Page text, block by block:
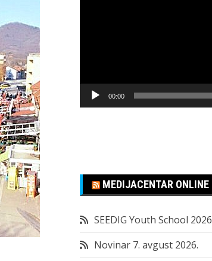
00:00
MEDIJACENTAR ONLINE
SEEDIG Youth School 2026
Novinar 7. avgust 2026.